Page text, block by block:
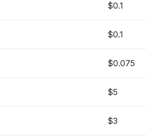
$0.1
$0.1
$0.075
$5
$3